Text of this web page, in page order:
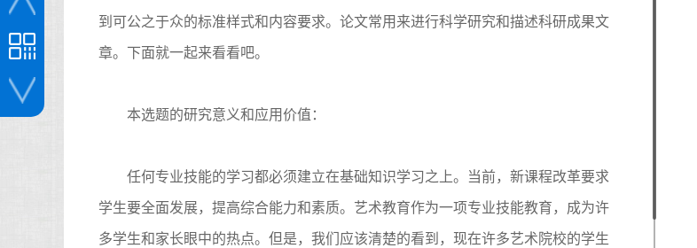
到可公之于众的标准样式和内容要求。论文常用来进行科学研究和描述科研成果文
章。下面就一起来看看吧。
本选题的研究意义和应用价值：
任何专业技能的学习都必须建立在基础知识学习之上。当前，新课程改革要求
学生要全面发展，提高综合能力和素质。艺术教育作为一项专业技能教育，成为许
多学生和家长眼中的热点。但是，我们应该清楚的看到，现在许多艺术院校的学生